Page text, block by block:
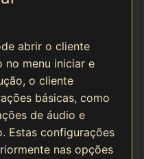
abrir o cliente
no menu iniciar e
o cliente
básicas, como
de áudio e
Estas configurações
nas opções